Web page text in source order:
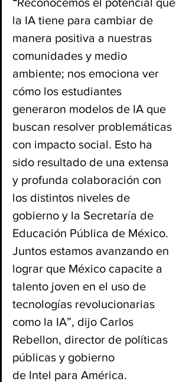
la IA tiene para cambiar de
manera positiva a nuestras
comunidades y medio
ambiente; nos emociona ver
cómo los estudiantes
generaron modelos de IA que
buscan resolver problemáticas
con impacto social. Esto ha
sido resultado de una extensa
y profunda colaboración con
los distintos niveles de
gobierno y la Secretaría de
Educación Pública de México.
Juntos estamos avanzando en
lograr que México capacite a
talento joven en el uso de
tecnologías revolucionarias
como la IA”, dijo Carlos
Rebellon, director de políticas
públicas y gobierno
de Intel para América.